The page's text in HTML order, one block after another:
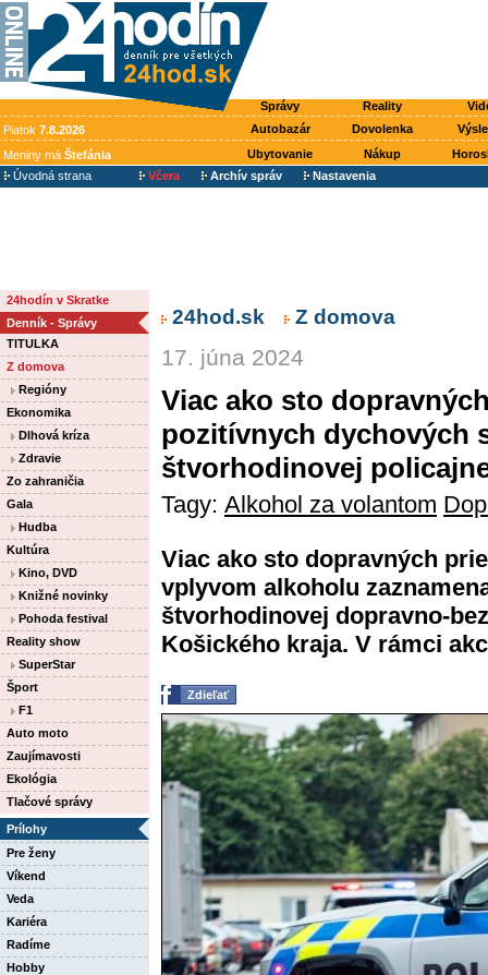
Správy Reality
Piatok 7.8.2026 Autobazár Dovolenka
Meniny má Štefánia Ubytovanie Nákup
Úvodná strana
Včera Archív správ Nastavenia
24hodín v Skratke
Denník - Správy
TITULKA
Z domova
Regióny
Ekonomika
Dlhová kríza
Zdravie
Zo zahraničia
Gala
Hudba
Kultúra
Kino, DVD
Knižné novinky
Pohoda festival
Reality show
SuperStar
Šport
F1
Auto moto
Zaujímavosti
Ekológia
Tlačové správy
Prílohy
Pre ženy
Víkend
Veda
Kariéra
Radíme
Hobby
24hod.sk Z domova
17. júna 2024
Viac ako sto
pozitívnych dychových
štvorhodinovej
Tagy: Alkohol za volantom
Viac ako sto dopravných
vplyvom alkoholu
štvorhodinovej dopravno-
Košického kraja. V rámci
Zdieľať